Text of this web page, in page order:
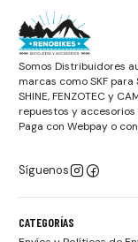
Somos Distribuidores
marcas como SKF para
SHINE, FENZOTEC y
repuestos y
Paga con Webpay o
Síguenos
CATEGORÍAS